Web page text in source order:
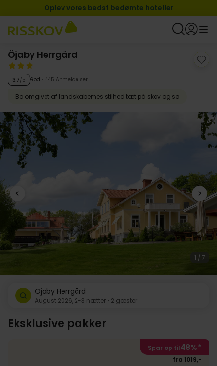
Oplev vores bedst bedømte hoteller
Öjaby Herrgård
3.7/5 God 445 Anmeldelser
Bo omgivet af landskabernes stilhed tæt på skov og sø
1 / 7
Öjaby Herrgård
August 2026, 2-3 nætter • 2 gæster
Eksklusive pakker
Spar op til48%*
fra 1019,-